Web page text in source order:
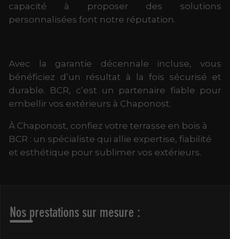
capacité à proposer des solutions
personnalisées font notre réputation.
Avec la garantie décennale incluse, vous
bénéficiez d’un résultat à la fois sécurisé et
durable. BCR, c’est un partenaire fiable pour
embellir vos extérieurs à Chaponost.
À Chaponost, confiez votre terrasse en bois à
BCR : un spécialiste qui allie expertise, fiabilité
et esthétique pour sublimer vos extérieurs.
Nos prestations sur mesure :